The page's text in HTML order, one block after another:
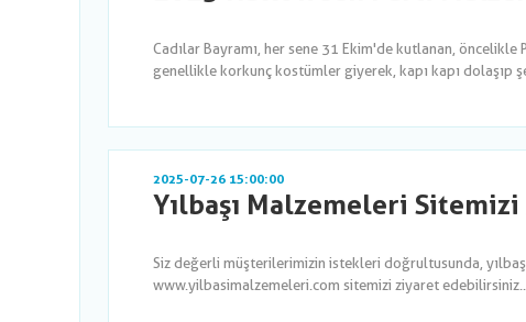
Cadılar Bayramı, her sene 31 Ekim'de kutlanan,
genellikle korkunç kostümler giyerek, kapı kapı dolaşıp
2025-07-26 15:00:00
Yılbaşı Malzemeleri
Siz değerli müşterilerimizin istekleri doğrultusunda,
www.yilbasimalzemeleri.com sitemizi ziyaret